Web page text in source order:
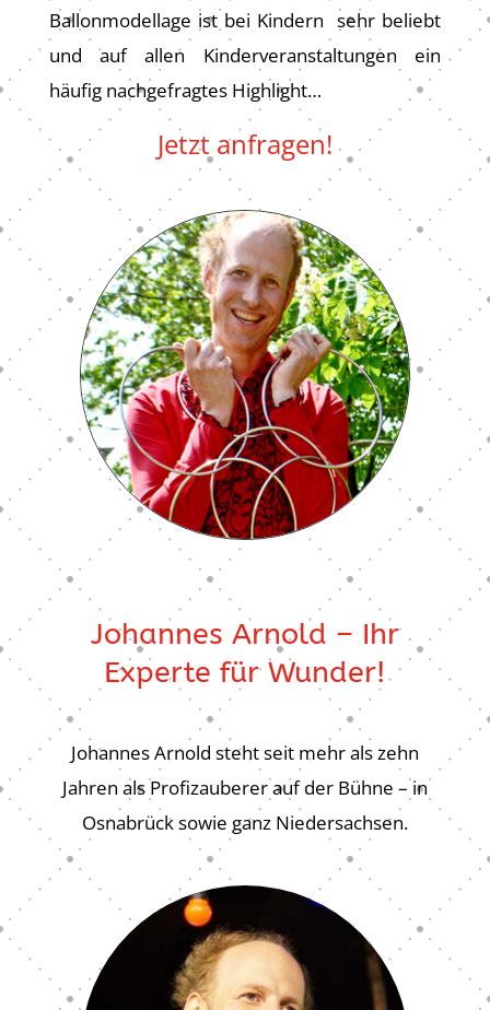
Ballonmodellage ist bei Kindern sehr beliebt
und auf allen Kinderveranstaltungen ein
häufig nachgefragtes Highlight…
Jetzt anfragen!
Johannes Arnold – Ihr
Experte für Wunder!
Johannes Arnold steht seit mehr als zehn
Jahren als Profizauberer auf der Bühne – in
Osnabrück sowie ganz Niedersachsen.